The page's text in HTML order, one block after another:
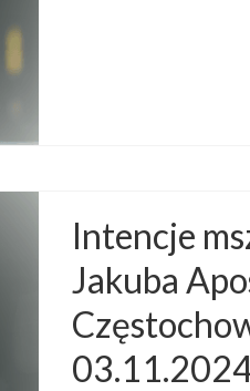
Intencje
Jakuba